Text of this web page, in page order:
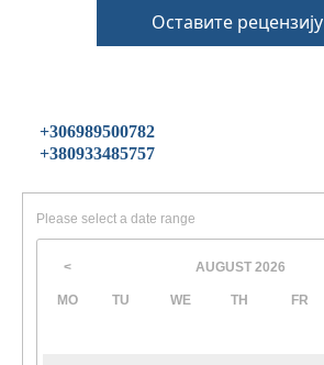
Оставите рецензију
+306989500782
+380933485757
Please select a date range
< AUGUST 2026
MO TU WE TH FR